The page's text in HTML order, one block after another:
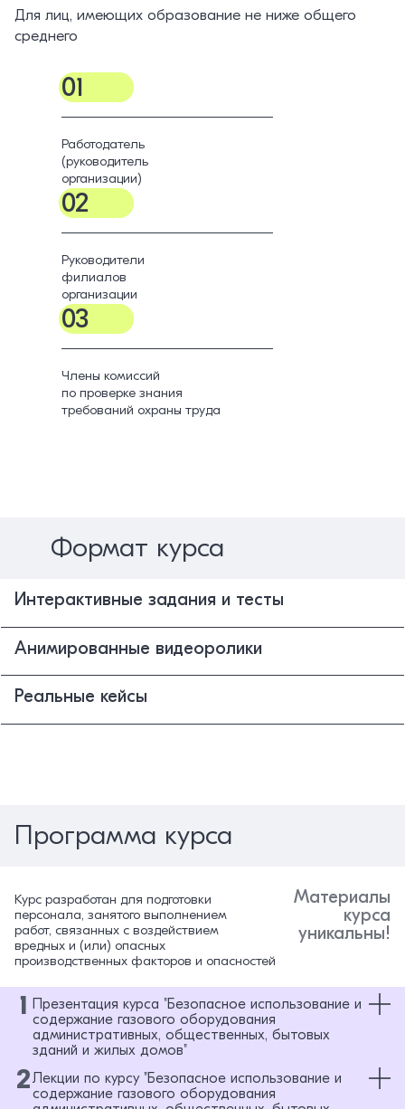
Для лиц, имеющих образование не ниже общего
среднего
01
Работодатель
(руководитель
организации)
02
Руководители
филиалов
организации
03
Члены комиссий
по проверке знания
требований охраны труда
Формат курса
Интерактивные задания и тесты
Анимированные видеоролики
Реальные кейсы
Программа курса
Материалы
курса
уникальны!
Курс разработан для подготовки
персонала, занятого выполнением
работ, связанных с воздействием
вредных и (или) опасных
производственных факторов и опасностей
1 Презентация курса "Безопасное использование и
содержание газового оборудования
административных, общественных, бытовых
зданий и жилых домов"
Безопасное использование и содержание газового оборудования
административных, общественных, бытовых зданий и жилых домов
2Лекции по курсу "Безопасное использование и
содержание газового оборудования